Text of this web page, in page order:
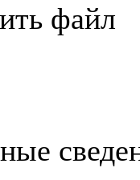
файл